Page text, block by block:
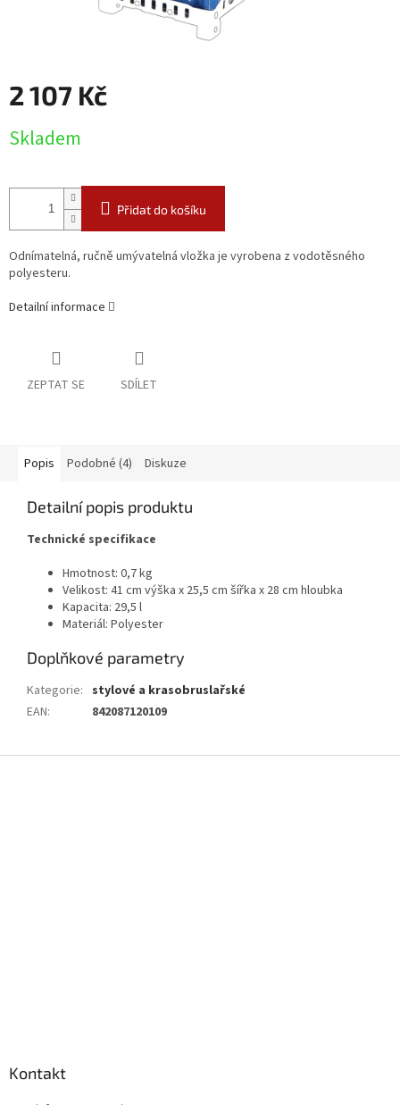
2 107 Kč
cena:
Skladem
Přidat do košíku
Odnímatelná, ručně umývatelná vložka je vyrobena z vodotěsného
polyesteru.
Detailní informace
ZEPTAT SE SDÍLET
Popis Podobné (4) Diskuze
Detailní popis produktu
Technické specifikace
Hmotnost: 0,7 kg
Velikost: 41 cm výška x 25,5 cm šířka x 28 cm hloubka
Kapacita: 29,5 l
Materiál: Polyester
Doplňkové parametry
Kategorie: stylové a krasobruslařské
EAN: 842087120109
Kontakt